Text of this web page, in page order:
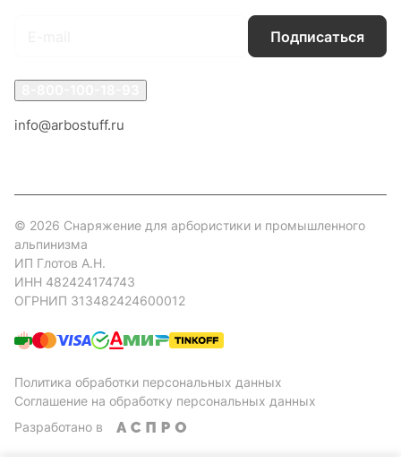
Подписаться
info@arbostuff.ru
© 2026 Снаряжение для арбористики и промышленного
альпинизма
ИП Глотов А.Н.
ИНН 482424174743
ОГРНИП 313482424600012
Политика обработки персональных данных
Соглашение на обработку персональных данных
Разработано в